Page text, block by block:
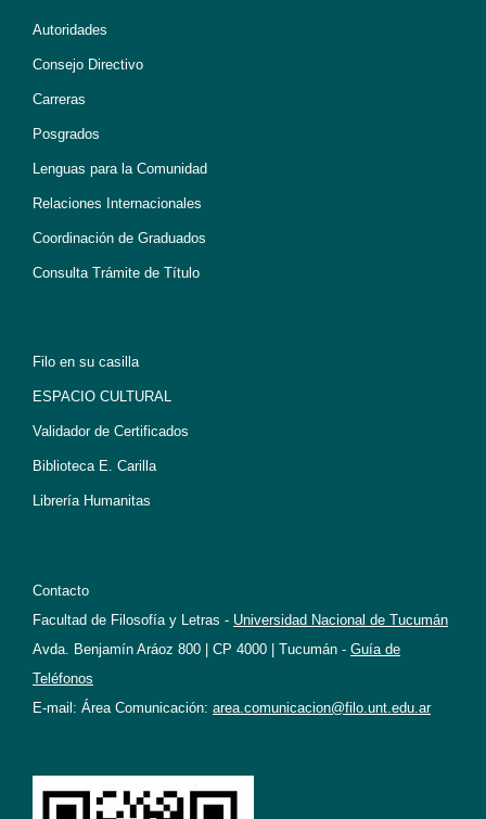
Autoridades
Consejo Directivo
Carreras
Posgrados
Lenguas para la Comunidad
Relaciones Internacionales
Coordinación de Graduados
Consulta Trámite de Título
Filo en su casilla
ESPACIO CULTURAL
Validador de Certificados
Biblioteca E. Carilla
Librería Humanitas
Contacto
Facultad de Filosofía y Letras - Universidad Nacional de Tucumán
Avda. Benjamín Aráoz 800 | CP 4000 | Tucumán - Guía de
Teléfonos
E-mail: Área Comunicación: area.comunicacion@filo.unt.edu.ar